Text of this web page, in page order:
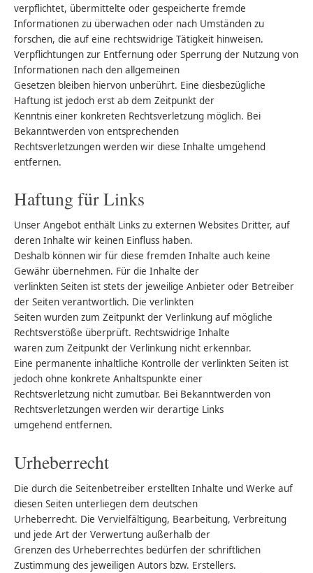
verpflichtet, übermittelte oder gespeicherte fremde
Informationen zu überwachen oder nach Umständen zu
forschen, die auf eine rechtswidrige Tätigkeit hinweisen.
Verpflichtungen zur Entfernung oder Sperrung der Nutzung von
Informationen nach den allgemeinen
Gesetzen bleiben hiervon unberührt. Eine diesbezügliche
Haftung ist jedoch erst ab dem Zeitpunkt der
Kenntnis einer konkreten Rechtsverletzung möglich. Bei
Bekanntwerden von entsprechenden
Rechtsverletzungen werden wir diese Inhalte umgehend
entfernen.
Haftung für Links
Unser Angebot enthält Links zu externen Websites Dritter, auf
deren Inhalte wir keinen Einfluss haben.
Deshalb können wir für diese fremden Inhalte auch keine
Gewähr übernehmen. Für die Inhalte der
verlinkten Seiten ist stets der jeweilige Anbieter oder Betreiber
der Seiten verantwortlich. Die verlinkten
Seiten wurden zum Zeitpunkt der Verlinkung auf mögliche
Rechtsverstöße überprüft. Rechtswidrige Inhalte
waren zum Zeitpunkt der Verlinkung nicht erkennbar.
Eine permanente inhaltliche Kontrolle der verlinkten Seiten ist
jedoch ohne konkrete Anhaltspunkte einer
Rechtsverletzung nicht zumutbar. Bei Bekanntwerden von
Rechtsverletzungen werden wir derartige Links
umgehend entfernen.
Urheberrecht
Die durch die Seitenbetreiber erstellten Inhalte und Werke auf
diesen Seiten unterliegen dem deutschen
Urheberrecht. Die Vervielfältigung, Bearbeitung, Verbreitung
und jede Art der Verwertung außerhalb der
Grenzen des Urheberrechtes bedürfen der schriftlichen
Zustimmung des jeweiligen Autors bzw. Erstellers.